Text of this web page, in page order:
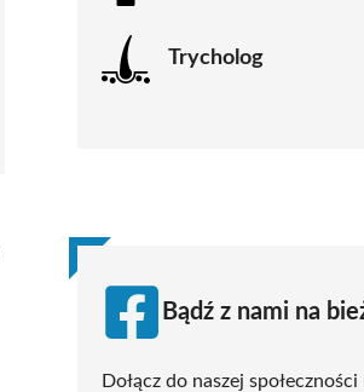
Trycholog
Bądź z nami na
Dołącz do naszej